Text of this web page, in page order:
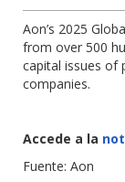
Aon’s 2025
from over 500
capital issues of
companies.
Accede a la
Fuente: Aon